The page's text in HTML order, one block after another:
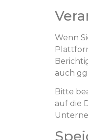
Wenn
auch
Bitte
auf die